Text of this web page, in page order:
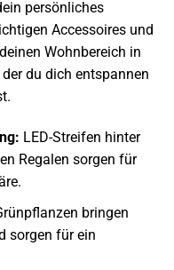
persönliches
Accessoires und
Wohnbereich in
du dich entspannen
LED-Streifen hinter
Regalen sorgen für
bringen
sorgen für ein